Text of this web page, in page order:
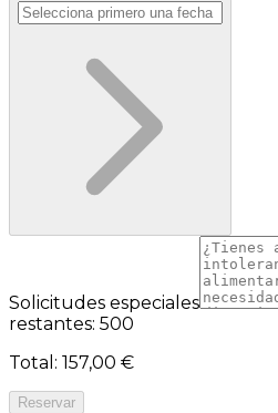
Solicitudes especiales
restantes: 500
Total : 157,00 €
Reservar